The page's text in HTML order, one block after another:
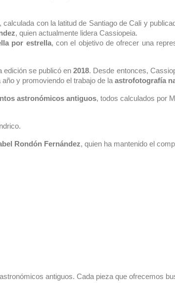
calculada con la latitud de Santiago de Cali y
, quien actualmente lidera Cassiopeia.
por estrella, con el objetivo de ofrecer una
edición se publicó en2018. Desde entonces,
y promoviendo el trabajo de la astrofotografía
astronómicos antiguos, todos calculados por
Rondón Fernández, quien ha mantenido el
antiguos. Cada pieza que ofrecemos